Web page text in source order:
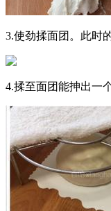
3.使劲揉面团。此时
4.揉至面团能抻出一